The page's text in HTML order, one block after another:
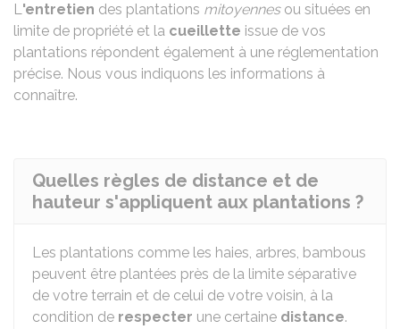
L'entretien des plantations mitoyennesou situées en
limite de propriété et la cueillette issue de vos
plantations répondent également à une réglementation
précise. Nous vous indiquons les informations à
connaître.
Quelles règles de distance et de
hauteur s'appliquent aux plantations ?
Les plantations comme les haies, arbres, bambous
peuvent être plantées près de la limite séparative
de votre terrain et de celui de votre voisin, à la
condition de respecter une certaine distance.